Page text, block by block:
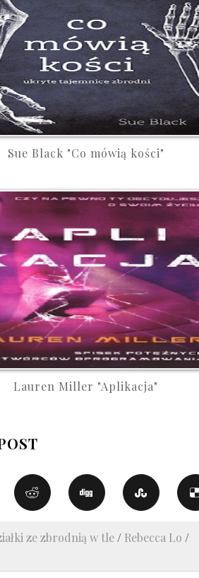
Sue Black "Co mówią kości"
Lauren Miller "Aplikacja"
ze zbrodnią w tle / Rebecca Lo /